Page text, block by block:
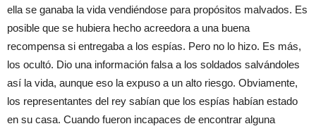
ella se ganaba la vida vendiéndose para propósitos malvados. Es
posible que se hubiera hecho acreedora a una buena
recompensa si entregaba a los espías. Pero no lo hizo. Es más,
los ocultó. Dio una información falsa a los soldados salvándoles
así la vida, aunque eso la expuso a un alto riesgo. Obviamente,
los representantes del rey sabían que los espías habían estado
en su casa. Cuando fueron incapaces de encontrar alguna